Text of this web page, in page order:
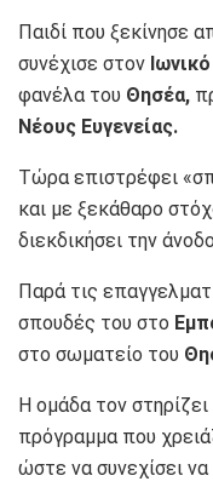
Παιδί που ξεκίνησε
συνέχισε στον Ιωνικό
φανέλα του Θησέα,
Νέους Ευγενείας.
Τώρα επιστρέφει
και με ξεκάθαρο
διεκδικήσει την
Παρά τις
σπουδές του στο
στο σωματείο του
Η ομάδα τον
πρόγραμμα που
ώστε να συνεχίσει